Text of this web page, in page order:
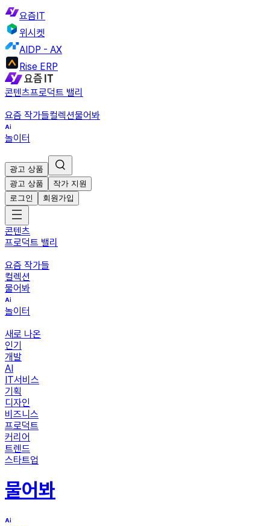
요즘IT
위시켓
AIDP - AX
Rise ERP
콘텐츠프로덕트 밸리
요즘 작가들컬렉션물어봐
놀이터
광고 상품
광고 상품
작가 지원
로그인
회원가입
콘텐츠
프로덕트 밸리
요즘 작가들
컬렉션
물어봐
놀이터
새로 나온
인기
개발
AI
IT서비스
기획
디자인
비즈니스
프로덕트
커리어
트렌드
스타트업
물어봐